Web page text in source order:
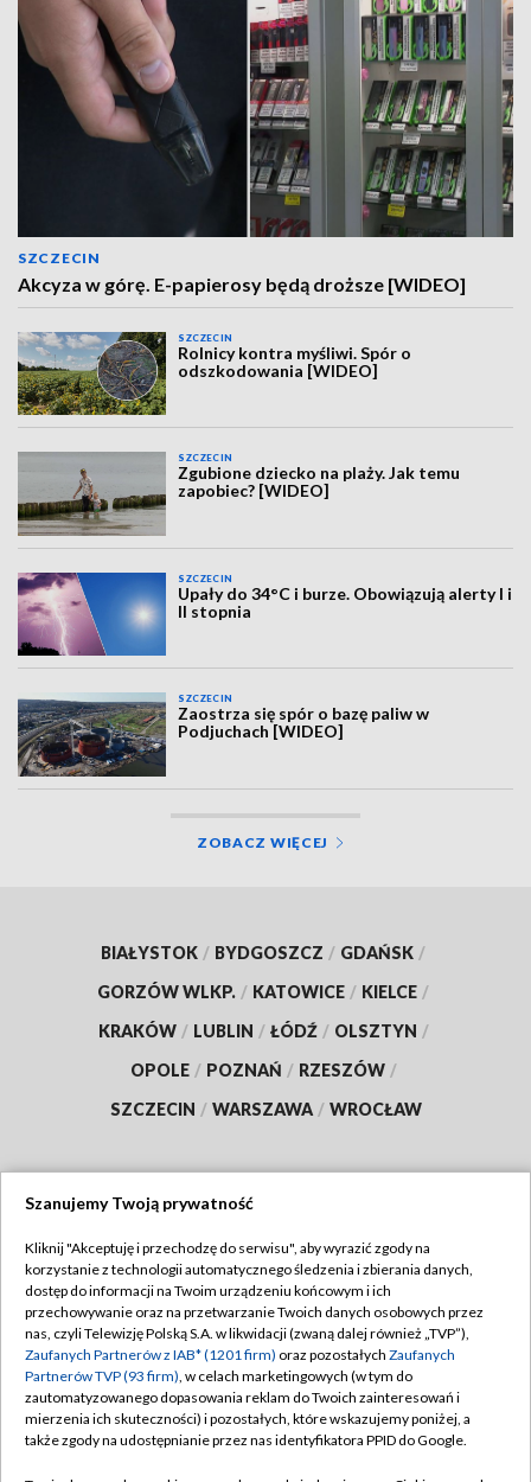
SZCZECIN
Akcyza w górę. E-papierosy będą droższe [WIDEO]
SZCZECIN
Rolnicy kontra myśliwi. Spór o
odszkodowania [WIDEO]
SZCZECIN
Zgubione dziecko na plaży. Jak temu
zapobiec? [WIDEO]
SZCZECIN
Upały do 34°C i burze. Obowiązują alerty I i
II stopnia
SZCZECIN
Zaostrza się spór o bazę paliw w
Podjuchach [WIDEO]
ZOBACZ WIĘCEJ
BIAŁYSTOK / BYDGOSZCZ / GDAŃSK /
GORZÓW WLKP. / KATOWICE / KIELCE /
KRAKÓW / LUBLIN / ŁÓDŹ / OLSZTYN /
OPOLE / POZNAŃ / RZESZÓW /
SZCZECIN / WARSZAWA / WROCŁAW
TVP
Abonament TVP
Emisja w TVP
Centrum informacji TVP
Naziemna Telewizja Cyfrowa
Regulamin TVP
Polityka prywatności
Moje zgody
Pomoc
Szanujemy Twoją prywatność
Kliknij "Akceptuję i przechodzę do serwisu", aby wyrazić zgody na
korzystanie z technologii automatycznego śledzenia i zbierania danych,
dostęp do informacji na Twoim urządzeniu końcowym i ich
przechowywanie oraz na przetwarzanie Twoich danych osobowych przez
nas, czyli Telewizję Polską S.A. w likwidacji (zwaną dalej również „TVP”),
Zaufanych Partnerów z IAB* (1201 firm) oraz pozostałych Zaufanych
Partnerów TVP (93 firm), w celach marketingowych (w tym do
zautomatyzowanego dopasowania reklam do Twoich zainteresowań i
mierzenia ich skuteczności) i pozostałych, które wskazujemy poniżej, a
także zgody na udostępnianie przez nas identyfikatora PPID do Google.